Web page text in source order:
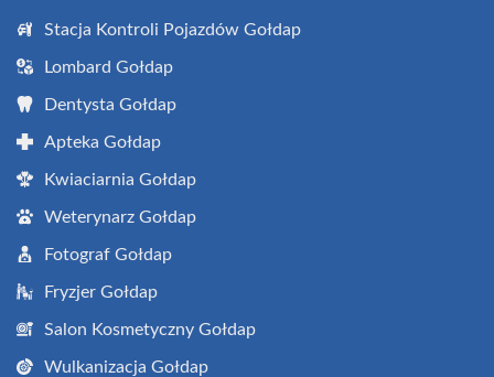
Stacja Kontroli Pojazdów Gołdap
Lombard Gołdap
Dentysta Gołdap
Apteka Gołdap
Kwiaciarnia Gołdap
Weterynarz Gołdap
Fotograf Gołdap
Fryzjer Gołdap
Salon Kosmetyczny Gołdap
Wulkanizacja Gołdap